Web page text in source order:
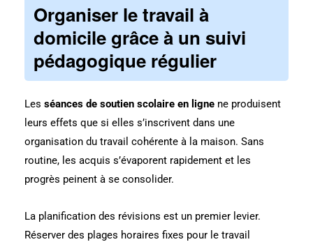
Organiser le travail à
domicile grâce à un suivi
pédagogique régulier
Les séances de soutien scolaire en ligne ne produisent
leurs effets que si elles s’inscrivent dans une
organisation du travail cohérente à la maison. Sans
routine, les acquis s’évaporent rapidement et les
progrès peinent à se consolider.
La planification des révisions est un premier levier.
Réserver des plages horaires fixes pour le travail